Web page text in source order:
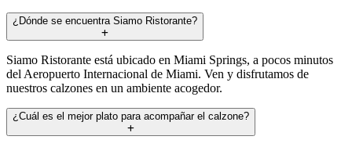
¿Dónde se encuentra Siamo Ristorante?
Siamo Ristorante está ubicado en Miami Springs, a pocos minutos
del Aeropuerto Internacional de Miami. Ven y disfrutamos de
nuestros calzones en un ambiente acogedor.
¿Cuál es el mejor plato para acompañar el calzone?